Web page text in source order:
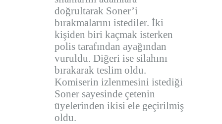
doğrultarak Soner’i
bırakmalarını istediler. İki
kişiden biri kaçmak isterken
polis tarafından ayağından
vuruldu. Diğeri ise silahını
bırakarak teslim oldu.
Komiserin izlenmesini istediği
Soner sayesinde çetenin
üyelerinden ikisi ele geçirilmiş
oldu.